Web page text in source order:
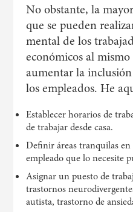
No obstante, la
que se pueden
mental de los
económicos al
aumentar la
los empleados. He
Establecer horarios de
de trabajar desde casa.
Definir áreas tranquilas
empleado que lo necesite
Asignar un puesto de
trastornos
autista, trastorno de